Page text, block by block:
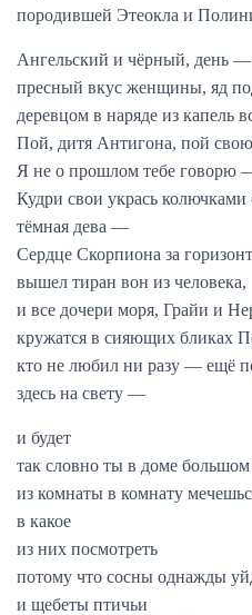
породившей Этеокла и
Ангельский и чёрный, день —
пресный вкус женщины, яд
деревцом в наряде из капель
Пой, дитя Антигона, пой
Я не о прошлом тебе говорю
Кудри свои укрась колючками
тёмная дева —
Сердце Скорпиона за
вышел тиран вон из человека,
и все дочери моря, Грайи и
кружатся в сияющих бликах
кто не любил ни разу — ещё
здесь на свету —
и будет
так словно ты в доме
из комнаты в комнату
в какое
из них посмотреть
потому что сосны однажды
и щебеты птичьи